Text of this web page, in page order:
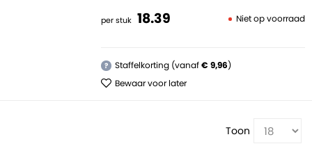
per stuk 18.39 Niet op voorraad
? Staffelkorting (vanaf€ 9,96)
Bewaar voor later
Toon